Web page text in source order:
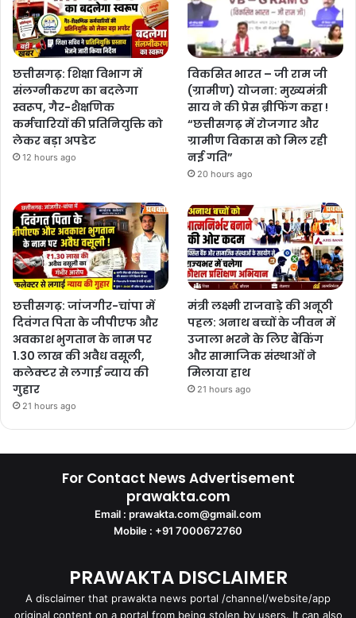
छत्तीसगढ़: शिक्षा विभाग में
संलग्नीकरण का बदलेगा
स्वरूप, गैर-शैक्षणिक
कर्मचारियों की प्रतिनियुक्ति को
लेकर बड़ा अपडेट
12 hours ago
विकसित भारत – जी राम जी
(ग्रामीण) योजना: मुख्यमंत्री
साय ने की प्रेस ब्रीफिंग कहा !
“छत्तीसगढ़ में रोजगार और
ग्रामीण विकास को मिल रही
नई गति”
20 hours ago
छत्तीसगढ़: जांजगीर-चांपा में
दिवंगत पिता के जीपीएफ और
अवकाश भुगतान के नाम पर
1.30 लाख की अवैध वसूली,
कलेक्टर से लगाई न्याय की
गुहार
21 hours ago
मंत्री लक्ष्मी राजवाड़े की अनूठी
पहल: अनाथ बच्चों के जीवन में
उजाला भरने के लिए बैंकिंग
और सामाजिक संस्थाओं ने
मिलाया हाथ
21 hours ago
For Contact News Advertisement
prawakta.com
Email : prawakta.com@gmail.com
Mobile : +91 7000672760
PRAWAKTA DISCLAIMER
A disclaimer that prawakta news portal /channel/website/app
original content on a portal from being stolen by users. It can also